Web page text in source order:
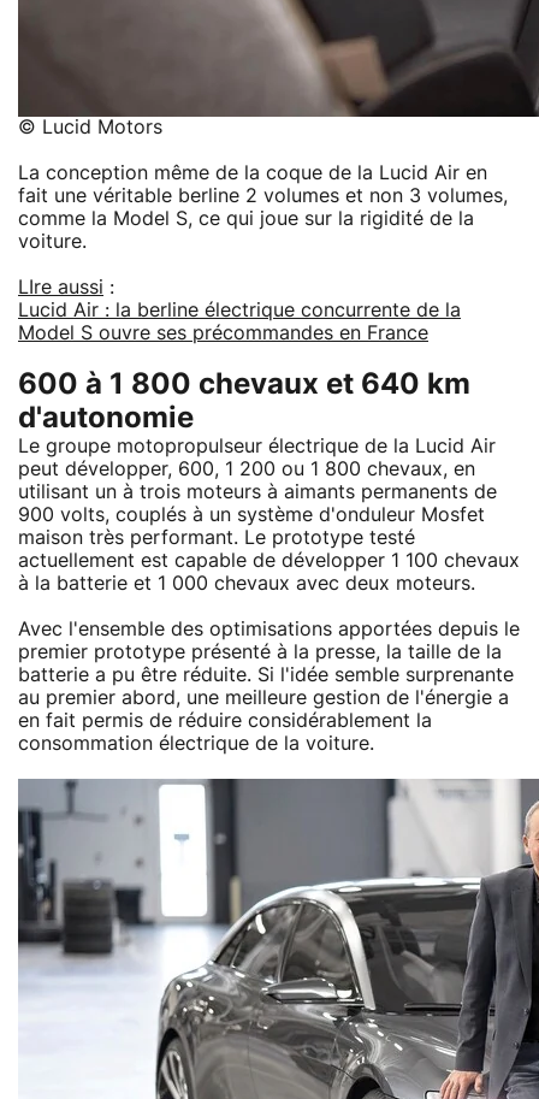
© Lucid Motors
La conception même de la coque de la Lucid Air en
fait une véritable berline 2 volumes et non 3 volumes,
comme la Model S, ce qui joue sur la rigidité de la
voiture.
LIre aussi :
Lucid Air : la berline électrique concurrente de la
Model S ouvre ses précommandes en France
600 à 1 800 chevaux et 640 km
d'autonomie
Le groupe motopropulseur électrique de la Lucid Air
peut développer, 600, 1 200 ou 1 800 chevaux, en
utilisant un à trois moteurs à aimants permanents de
900 volts, couplés à un système d'onduleur Mosfet
maison très performant. Le prototype testé
actuellement est capable de développer 1 100 chevaux
à la batterie et 1 000 chevaux avec deux moteurs.
Avec l'ensemble des optimisations apportées depuis le
premier prototype présenté à la presse, la taille de la
batterie a pu être réduite. Si l'idée semble surprenante
au premier abord, une meilleure gestion de l'énergie a
en fait permis de réduire considérablement la
consommation électrique de la voiture.